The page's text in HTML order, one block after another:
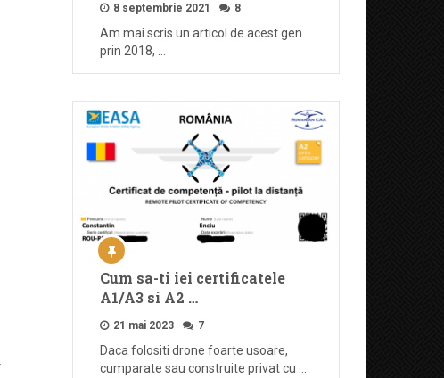
8 septembrie 2021 8
Am mai scris un articol de acest gen
prin 2018, …
Cum sa-ti iei certificatele
A1/A3 si A2 …
21 mai 2023 7
Daca folositi drone foarte usoare,
cumparate sau construite privat cu …